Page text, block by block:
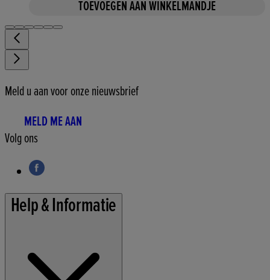
TOEVOEGEN AAN WINKELMANDJE
Meld u aan voor onze nieuwsbrief
MELD ME AAN
Volg ons
Help & Informatie